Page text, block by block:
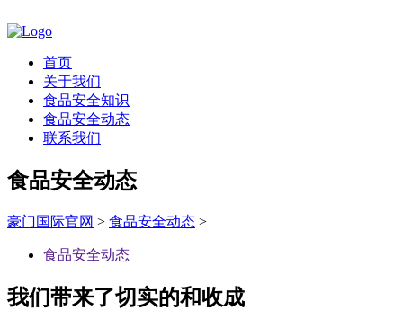
首页
关于我们
食品安全知识
食品安全动态
联系我们
食品安全动态
豪门国际官网 > 食品安全动态 >
食品安全动态
我们带来了切实的和收成